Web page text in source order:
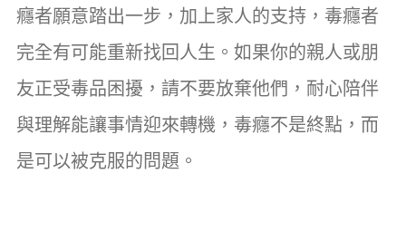
癮者願意踏出一步，加上家人的支持，毒癮者
完全有可能重新找回人生。如果你的親人或朋
友正受毒品困擾，請不要放棄他們，耐心陪伴
與理解能讓事情迎來轉機，毒癮不是終點，而
是可以被克服的問題。